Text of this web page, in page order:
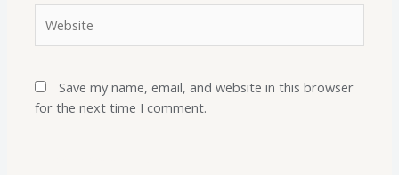
Save my name, email, and website in this browser
for the next time I comment.